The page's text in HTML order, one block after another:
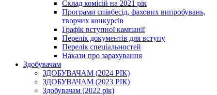
Склад комісій на 2021 рік
Програми співбесід, фахових випробувань,
творчих конкурсів
Графік вступної кампанії
Перелік документів для вступу
Перелік спеціальностей
Накази про зарахування
Здобувачам
ЗДОБУВАЧАМ (2024 РІК)
ЗДОБУВАЧАМ (2023 РІК)
Здобувачам (2022 рік)